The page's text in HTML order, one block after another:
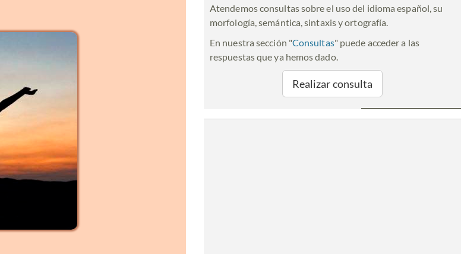
Atendemos consultas sobre el uso del idioma español, su
morfología, semántica, sintaxis y ortografía.
En nuestra sección "Consultas" puede acceder a las
respuestas que ya hemos dado.
Realizar consulta